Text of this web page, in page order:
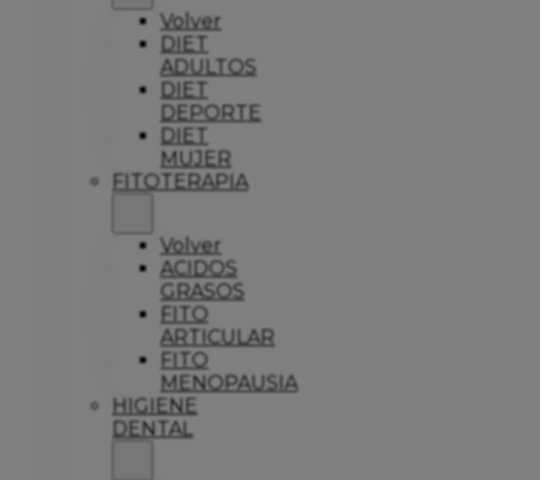
Volver
DIET
ADULTOS
DIET
DEPORTE
DIET
MUJER
FITOTERAPIA
Volver
ACIDOS
GRASOS
FITO
ARTICULAR
FITO
MENOPAUSIA
HIGIENE
DENTAL